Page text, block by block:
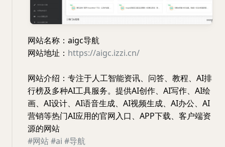
网站名称：aigc导航
网站地址： https://aigc.izzi.cn/
网站介绍：专注于人工智能资讯、问答、教程、AI排
行榜及多种AI工具服务。提供AI创作、AI写作、AI绘
画、AI设计、AI语音生成、AI视频生成、AI办公、AI
营销等热门AI应用的官网入口、APP下载、客户端资
源的网站
#网站#ai #导航